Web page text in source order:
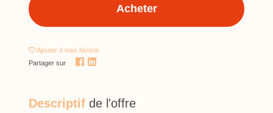
Acheter
Ajouter à mes favoris
Partager sur
Descriptif de l'offre